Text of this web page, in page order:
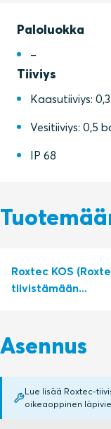
Paloluokka
–
Tiiviys
Kaasutiiviys:
Vesitiiviys: 0,5
IP 68
Roxtec KOS
tiivistämään...
tiivistämään
innovatiivinen
vetämisen
Asennus
Lue lisää Roxtec-
oikeaoppinen